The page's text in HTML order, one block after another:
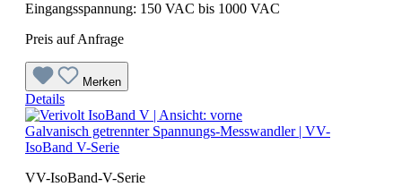
Eingangsspannung: 150 VAC bis 1000 VAC
Preis auf Anfrage
Merken
Details
Galvanisch getrennter Spannungs-Messwandler | VV-
IsoBand V-Serie
VV-IsoBand-V-Serie